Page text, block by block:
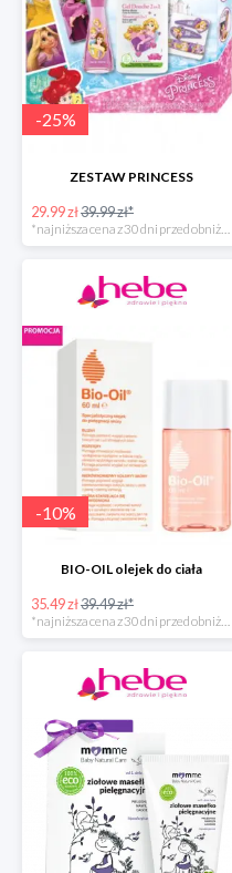
-25%
ZESTAW PRINCESS
29.99 zł39.99 zł*
*najniższa cena z 30 dni przed obniżką
-10%
BIO-OIL olejek do ciała
35.49 zł39.49 zł*
*najniższa cena z 30 dni przed obniżką